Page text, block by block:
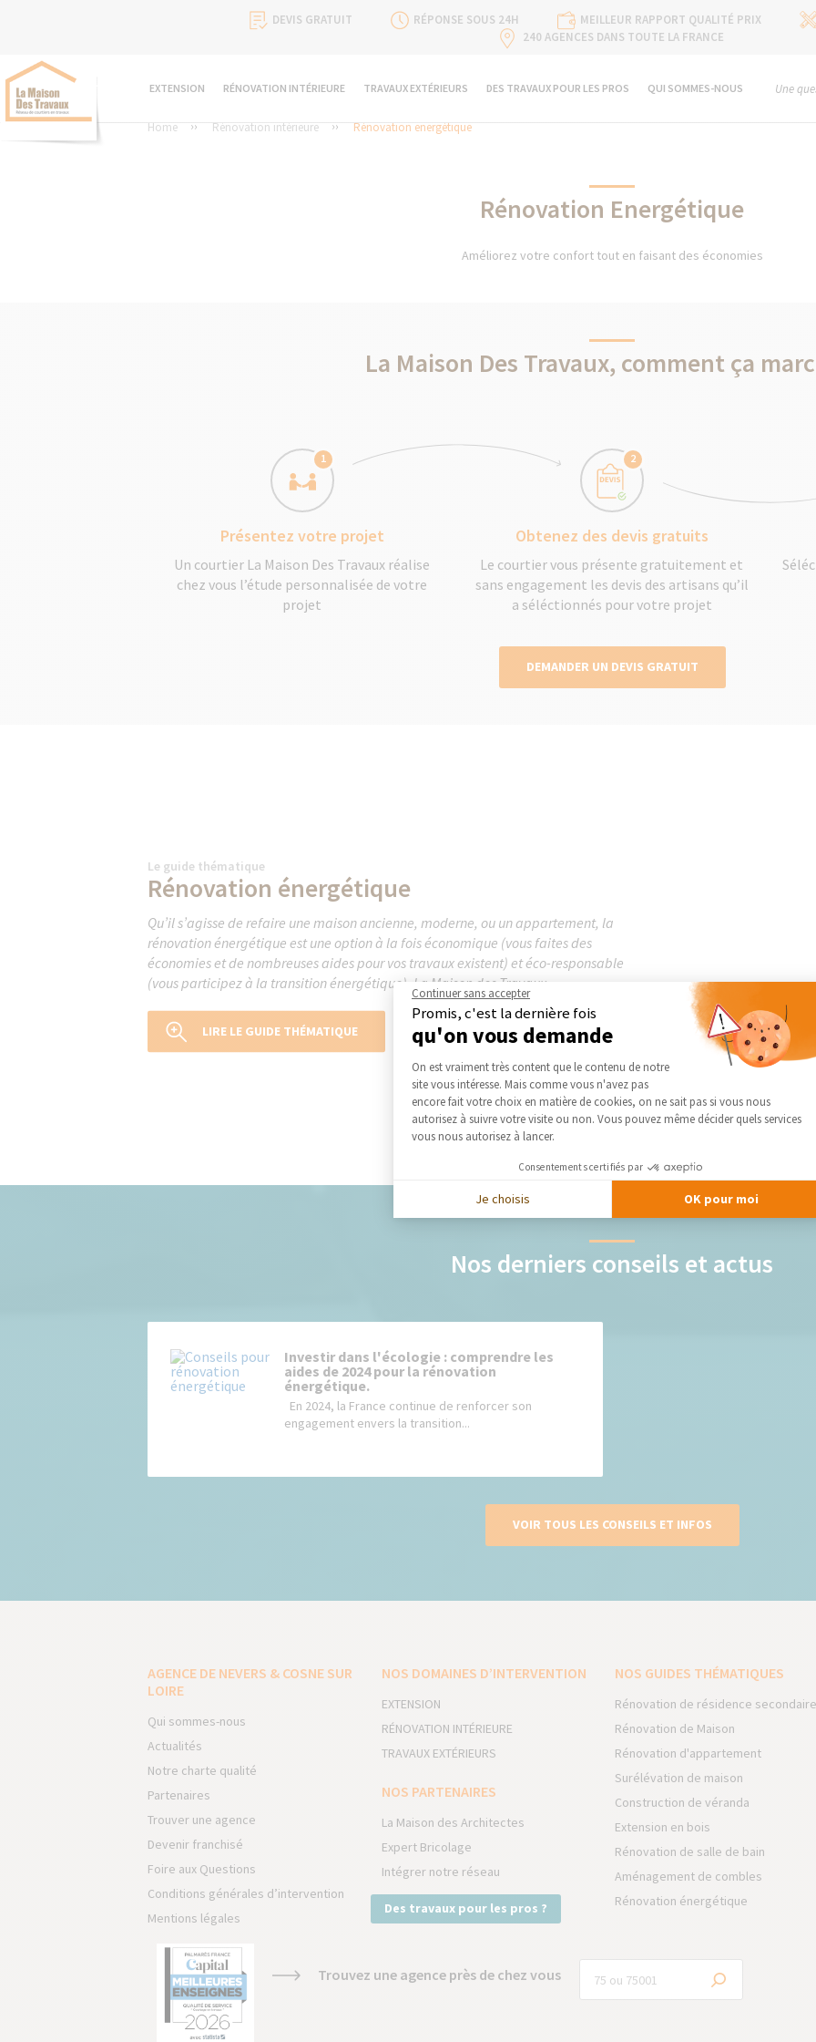
DEVIS GRATUIT RÉPONSE SOUS 24H MEILLEUR RAPPORT QUALITÉ PRIX
240 AGENCES DANS TOUTE LA FRANCE
EXTENSION RÉNOVATION INTÉRIEURE TRAVAUX EXTÉRIEURS DES TRAVAUX POUR LES PROS QUI SOMMES-NOUS Une
Home Rénovation intérieure Rénovation energétique
Rénovation Energétique
Améliorez votre confort tout en faisant des économies
La Maison Des Travaux, comment ça
1
Présentez votre projet
Un courtier La Maison Des Travaux réalise
chez vous l’étude personnalisée de votre
projet
2
Obtenez des devis gratuits
Le courtier vous présente gratuitement et
sans engagement les devis des artisans qu’il
a séléctionnés pour votre projet
DEMANDER UN DEVIS GRATUIT
Le guide thématique
Rénovation énergétique
Qu’il s’agisse de refaire une maison ancienne, moderne, ou un appartement, la
rénovation énergétique est une option à la fois économique (vous faites des
économies et de nombreuses aides pour vos travaux existent) et éco-responsable
(vous participez à la transition énergétique). La Maison des Travaux...
LIRE LE GUIDE THÉMATIQUE
Nos derniers conseils et actus
Investir dans l'écologie : comprendre les
aides de 2024 pour la rénovation
énergétique.
En 2024, la France continue de renforcer son
engagement envers la transition...
VOIR TOUS LES CONSEILS ET INFOS
AGENCE DE NEVERS & COSNE SUR
LOIRE
Qui sommes-nous
Actualités
Notre charte qualité
Partenaires
Trouver une agence
Devenir franchisé
Foire aux Questions
Conditions générales d’intervention
Mentions légales
NOS DOMAINES D’INTERVENTION
EXTENSION
RÉNOVATION INTÉRIEURE
TRAVAUX EXTÉRIEURS
NOS PARTENAIRES
La Maison des Architectes
Expert Bricolage
Intégrer notre réseau
Des travaux pour les pros ?
NOS GUIDES THÉMATIQUES
Rénovation de résidence secondaire
Rénovation de Maison
Rénovation d'appartement
Surélévation de maison
Construction de véranda
Extension en bois
Rénovation de salle de bain
Aménagement de combles
Rénovation énergétique
Trouvez une agence près de chez vous
Continuer sans accepter
Promis, c'est la dernière fois
qu'on vous demande
Plateforme de Gestion du Consentement :
On est vraiment très content que le contenu de notre
site vous intéresse. Mais comme vous n'avez pas
encore fait votre choix en matière de cookies, on ne sait pas si vous nous
autorisez à suivre votre visite ou non. Vous pouvez même décider quels services
vous nous autorisez à lancer.
Consentements certifiés par
Je choisis OK pour moi
Axeptio consent